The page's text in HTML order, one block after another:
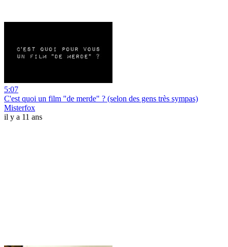
5:07
C'est quoi un film "de merde" ? (selon des gens très sympas)
Misterfox
il y a 11 ans